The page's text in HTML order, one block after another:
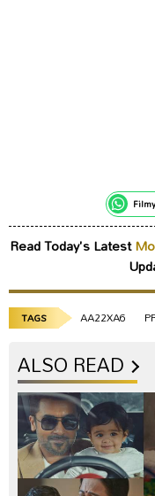
Read Today's Latest
TAGS AA22XA6
ALSO READ